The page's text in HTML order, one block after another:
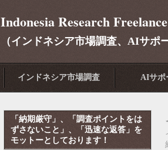
Indonesia Research
（インドネシア市場調査、AIサポ
インドネシア市場調査 AIサポ
「納期厳守」、「調査ポイントをは
ずさないこと」、「迅速な返答」を
モットーとしております！